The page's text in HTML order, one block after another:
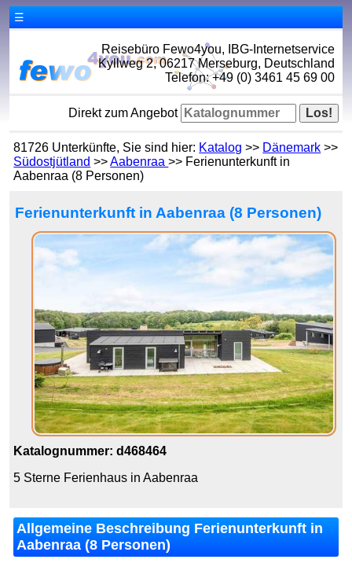
☰
Reisebüro Fewo4you, IBG-Internetservice
Kyllweg 2, 06217 Merseburg, Deutschland
Telefon: +49 (0) 3461 45 69 00
Direkt zum Angebot
81726 Unterkünfte, Sie sind hier: Katalog >> Dänemark >>
Südostjütland >>Aabenraa>> Ferienunterkunft in
Aabenraa (8 Personen)
Ferienunterkunft in Aabenraa (8 Personen)
Katalognummer: d468464
5 Sterne Ferienhaus in Aabenraa
Allgemeine Beschreibung Ferienunterkunft in
Aabenraa (8 Personen)